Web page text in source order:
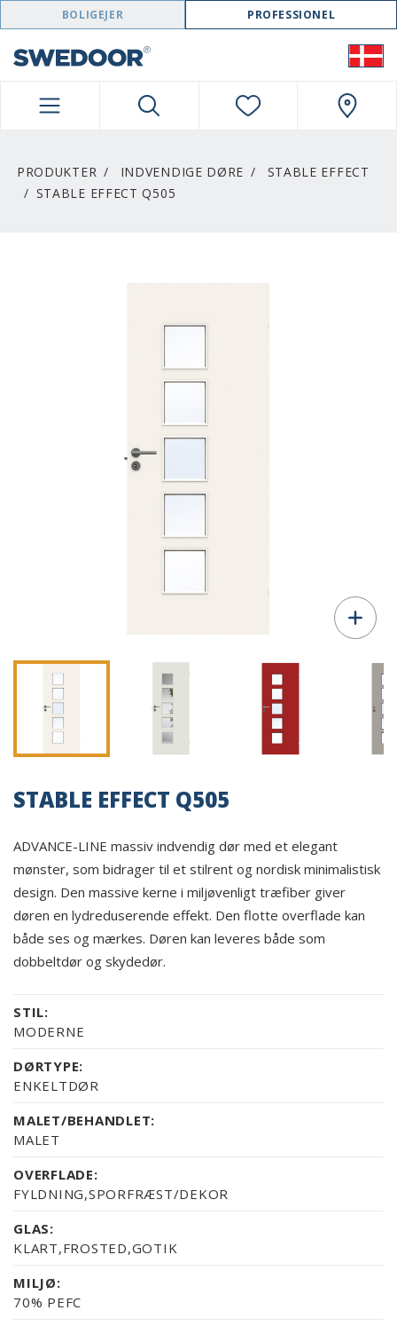
SWEDOOR NAVIGATION
BOLIGEJER PROFESSIONEL
PRODUKTER INDVENDIGE DØRE
STABLE EFFECT
STABLE EFFECT Q505
STABLE EFFECT Q505
ADVANCE-LINE massiv indvendig dør med et elegant
mønster, som bidrager til et stilrent og nordisk minimalistisk
design. Den massive kerne i miljøvenligt træfiber giver
døren en lydreduserende effekt. Den flotte overflade kan
både ses og mærkes. Døren kan leveres både som
dobbeltdør og skydedør.
STIL:
MODERNE
DØRTYPE:
ENKELTDØR
MALET/BEHANDLET:
MALET
OVERFLADE:
FYLDNING,SPORFRÆST/DEKOR
GLAS:
KLART,FROSTED,GOTIK
MILJØ:
70% PEFC